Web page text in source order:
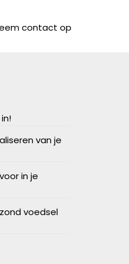
contact op
van je
in je
voedsel